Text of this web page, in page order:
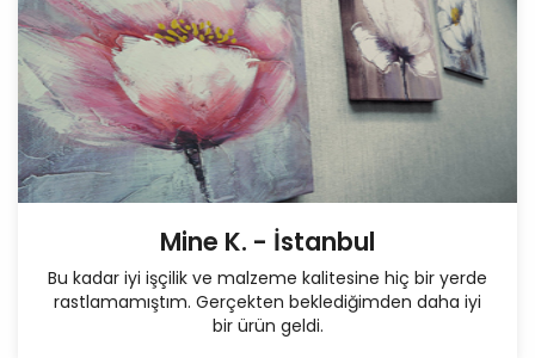
Mine K. - İstanbul
Bu kadar iyi işçilik ve malzeme kalitesine hiç bir yerde
rastlamamıştım. Gerçekten beklediğimden daha iyi
bir ürün geldi.